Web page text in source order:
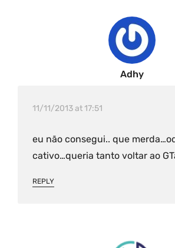
Adhy
11/11/2013 at 17:51
eu não consegui.. que
cativo…queria tanto voltar ao
REPLY